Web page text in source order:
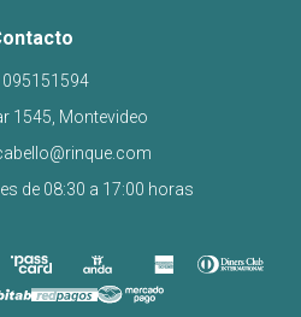
095151594
1545, Montevideo
de 08:30 a 17:00 horas